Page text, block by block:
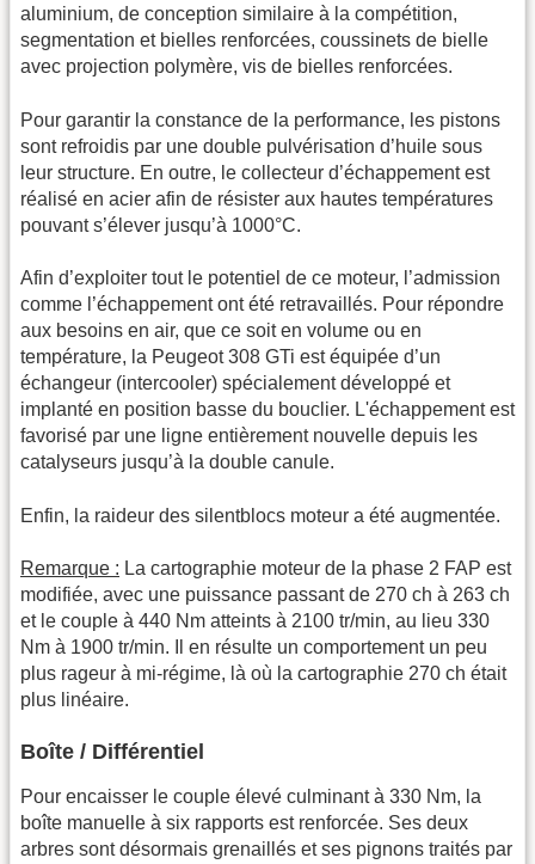
aluminium, de conception similaire à la compétition,
segmentation et bielles renforcées, coussinets de bielle
avec projection polymère, vis de bielles renforcées.
Pour garantir la constance de la performance, les pistons
sont refroidis par une double pulvérisation d’huile sous
leur structure. En outre, le collecteur d’échappement est
réalisé en acier afin de résister aux hautes températures
pouvant s’élever jusqu’à 1000°C.
Afin d’exploiter tout le potentiel de ce moteur, l’admission
comme l’échappement ont été retravaillés. Pour répondre
aux besoins en air, que ce soit en volume ou en
température, la Peugeot 308 GTi est équipée d’un
échangeur (intercooler) spécialement développé et
implanté en position basse du bouclier. L'échappement est
favorisé par une ligne entièrement nouvelle depuis les
catalyseurs jusqu’à la double canule.
Enfin, la raideur des silentblocs moteur a été augmentée.
Remarque : La cartographie moteur de la phase 2 FAP est
modifiée, avec une puissance passant de 270 ch à 263 ch
et le couple à 440 Nm atteints à 2100 tr/min, au lieu 330
Nm à 1900 tr/min. Il en résulte un comportement un peu
plus rageur à mi-régime, là où la cartographie 270 ch était
plus linéaire.
Boîte / Différentiel
Pour encaisser le couple élevé culminant à 330 Nm, la
boîte manuelle à six rapports est renforcée. Ses deux
arbres sont désormais grenaillés et ses pignons traités par